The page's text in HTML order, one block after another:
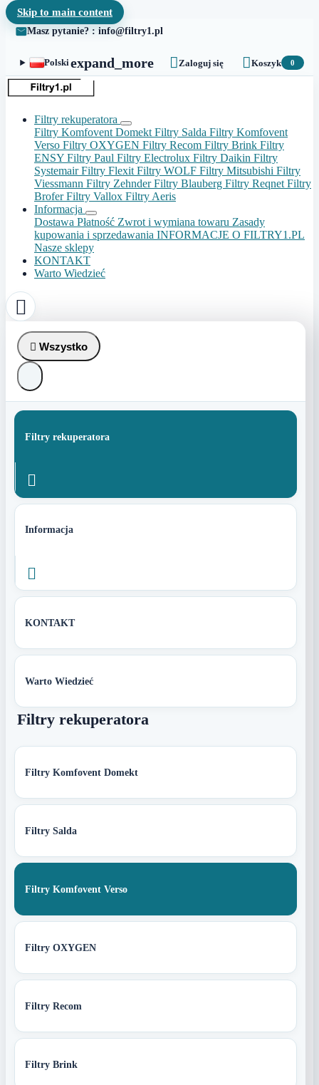
Skip to main content
Masz pytanie? : info@filtry1.pl
Polskiexpand_more  Zaloguj się Koszyk 0
Filtry rekuperatora
Filtry Komfovent Domekt Filtry Salda Filtry Komfovent
Verso Filtry OXYGEN Filtry Recom Filtry Brink Filtry
ENSY Filtry Paul Filtry Electrolux Filtry Daikin Filtry
SystemairFiltry Flexit Filtry WOLF Filtry Mitsubishi Filtry
Viessmann Filtry ZehnderFiltry Blauberg Filtry Reqnet Filtry
BroferFiltry Vallox Filtry Aeris
Informacja
Dostawa Płatność Zwrot i wymiana towaru Zasady
kupowania i sprzedawania INFORMACJE O FILTRY1.PL
Nasze sklepy
KONTAKT
Warto Wiedzieć

 Wszystko
Filtry rekuperatora

Informacja

KONTAKT
Warto Wiedzieć
Filtry rekuperatora
Filtry Komfovent Domekt
Filtry Salda
Filtry Komfovent Verso
Filtry OXYGEN
Filtry Recom
Filtry Brink